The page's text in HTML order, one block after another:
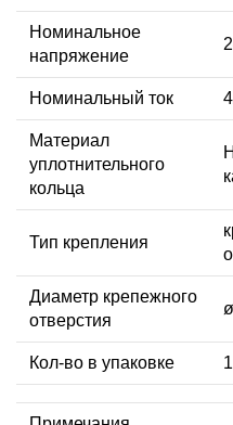
Номинальное
напряжение
Номинальный ток
Материал
уплотнительного
кольца
Тип крепления
Диаметр крепежного
отверстия
Кол-во в упаковке